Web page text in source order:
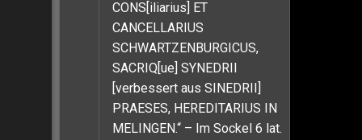
CONS[iliarius] ET
CANCELLARIUS
SCHWARTZENBURGICUS,
SACRIQ[ue] SYNEDRII
[verbessert aus SINEDRII]
PRAESES, HEREDITARIUS IN
MELINGEN.“ – Im Sockel 6 lat.